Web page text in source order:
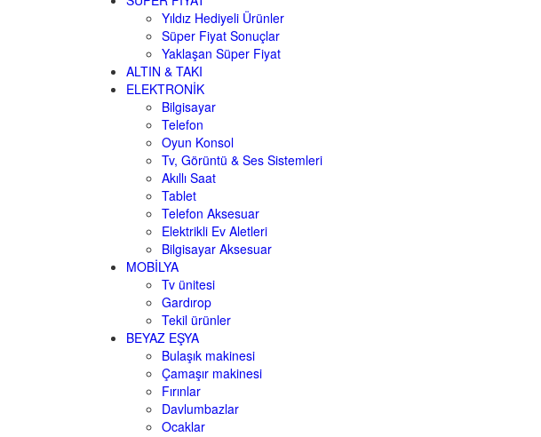
Yıldız Hediyeli Ürünler
Süper Fiyat Sonuçlar
Yaklaşan Süper Fiyat
ALTIN & TAKI
ELEKTRONİK
Bilgisayar
Telefon
Oyun Konsol
Tv, Görüntü & Ses Sistemleri
Akıllı Saat
Tablet
Telefon Aksesuar
Elektrikli Ev Aletleri
Bilgisayar Aksesuar
MOBİLYA
Tv ünitesi
Gardırop
Tekil ürünler
BEYAZ EŞYA
Bulaşık makinesi
Çamaşır makinesi
Fırınlar
Davlumbazlar
Ocaklar